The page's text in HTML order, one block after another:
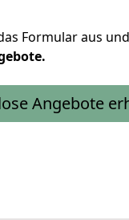
Formular aus
Angebote